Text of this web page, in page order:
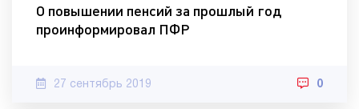
О повышении пенсий за прошлый год
проинформировал ПФР
27 сентябрь 2019 0